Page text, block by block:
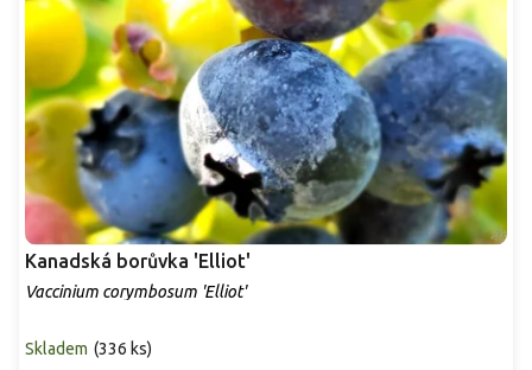
Kanadská borůvka 'Elliot'
Vaccinium corymbosum 'Elliot'
Skladem (336 ks)